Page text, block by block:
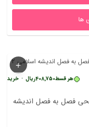
ها
408,750ریال • خرید قسطی با
فصل به فصل اندیشه